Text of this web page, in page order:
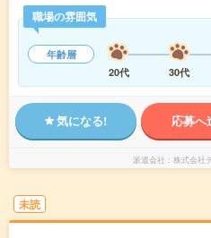
職場の雰囲気
年齢層
20代
30代
気になる! 応募へ
派遣会社 株式会社
未読